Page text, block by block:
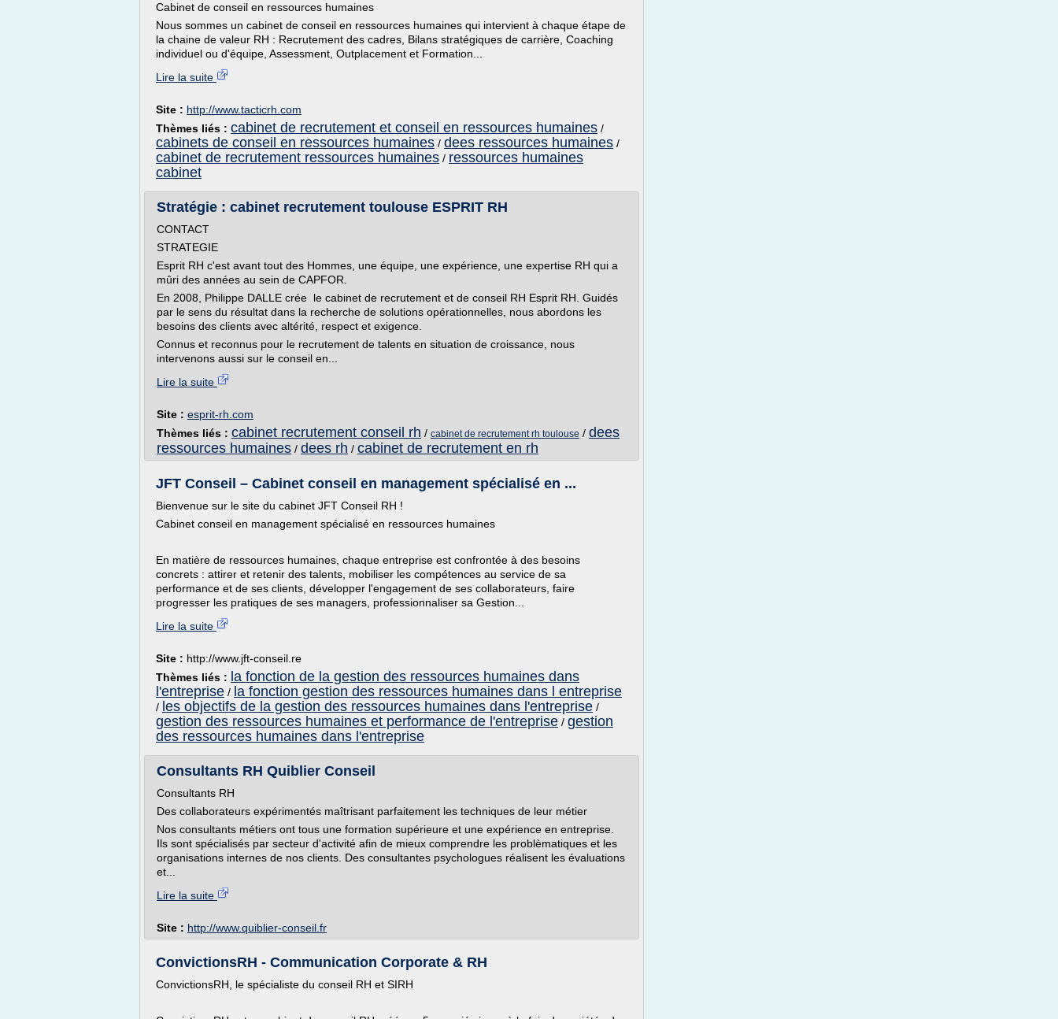
Cabinet de conseil en ressources humaines
Nous sommes un cabinet de conseil en ressources humaines qui intervient à chaque étape de
la chaine de valeur RH : Recrutement des cadres, Bilans stratégiques de carrière, Coaching
individuel ou d'équipe, Assessment, Outplacement et Formation...
Lire la suite
Site : http://www.tacticrh.com
Thèmes liés : cabinet de recrutement et conseil en ressources humaines /
cabinets de conseil en ressources humaines / dees ressources humaines /
cabinet de recrutement ressources humaines / ressources humaines
cabinet
Stratégie : cabinet recrutement toulouse ESPRIT RH
CONTACT
STRATEGIE
Esprit RH c'est avant tout des Hommes, une équipe, une expérience, une expertise RH qui a
mûri des années au sein de CAPFOR.
En 2008, Philippe DALLE crée le cabinet de recrutement et de conseil RH Esprit RH. Guidés
par le sens du résultat dans la recherche de solutions opérationnelles, nous abordons les
besoins des clients avec altérité, respect et exigence.
Connus et reconnus pour le recrutement de talents en situation de croissance, nous
intervenons aussi sur le conseil en...
Lire la suite
Site : esprit-rh.com
Thèmes liés : cabinet recrutement conseil rh / cabinet de recrutement rh toulouse / dees
ressources humaines / dees rh / cabinet de recrutement en rh
JFT Conseil – Cabinet conseil en management spécialisé en ...
Bienvenue sur le site du cabinet JFT Conseil RH !
Cabinet conseil en management spécialisé en ressources humaines
En matière de ressources humaines, chaque entreprise est confrontée à des besoins
concrets : attirer et retenir des talents, mobiliser les compétences au service de sa
performance et de ses clients, développer l'engagement de ses collaborateurs, faire
progresser les pratiques de ses managers, professionnaliser sa Gestion...
Lire la suite
Site : http://www.jft-conseil.re
Thèmes liés : la fonction de la gestion des ressources humaines dans
l'entreprise / la fonction gestion des ressources humaines dans l entreprise
/ les objectifs de la gestion des ressources humaines dans l'entreprise /
gestion des ressources humaines et performance de l'entreprise / gestion
des ressources humaines dans l'entreprise
Consultants RH Quiblier Conseil
Consultants RH
Des collaborateurs expérimentés maîtrisant parfaitement les techniques de leur métier
Nos consultants métiers ont tous une formation supérieure et une expérience en entreprise.
Ils sont spécialisés par secteur d'activité afin de mieux comprendre les problèmatiques et les
organisations internes de nos clients. Des consultantes psychologues réalisent les évaluations
et...
Lire la suite
Site : http://www.quiblier-conseil.fr
ConvictionsRH - Communication Corporate & RH
ConvictionsRH, le spécialiste du conseil RH et SIRH